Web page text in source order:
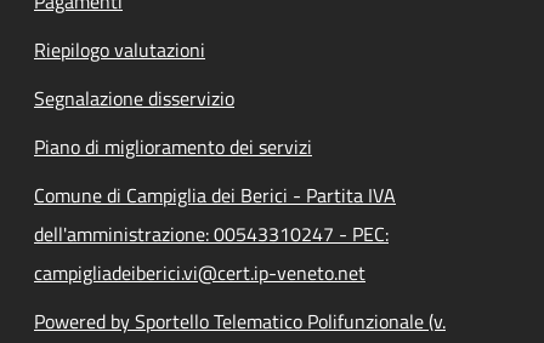
Riepilogo valutazioni
Segnalazione disservizio
Piano di miglioramento dei servizi
Comune di Campiglia dei Berici - Partita IVA
dell'amministrazione: 00543310247 - PEC:
campigliadeiberici.vi@cert.ip-veneto.net
Powered by Sportello Telematico Polifunzionale (v.